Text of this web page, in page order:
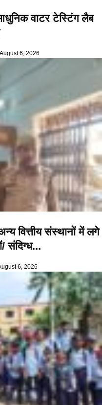
वाटर टेस्टिंग लैब
August 6, 2026
वित्तीय संस्थानों में लगे
संदिग्ध...
6, 2026